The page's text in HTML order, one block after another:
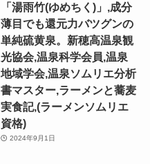
「湯雨竹(ゆめちく)」,成分
薄目でも還元力バツグンの
単純硫黄泉。新穂高温泉観
光協会,温泉科学会員,温泉
地域学会,温泉ソムリエ分析
書マスター,ラーメンと蕎麦
実食記,(ラーメンソムリエ
資格)
2024年9月1日